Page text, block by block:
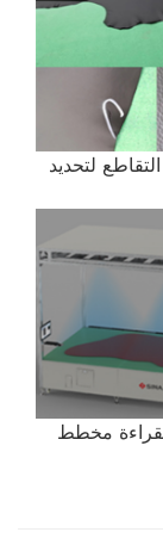
لتحديد
مخطط